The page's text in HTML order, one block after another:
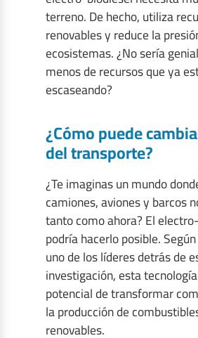
terreno. De hecho, utiliza
renovables y reduce la
ecosistemas. ¿No sería
menos de recursos que ya
escaseando?
¿Cómo puede
del transporte?
¿Te imaginas un mundo
camiones, aviones y barcos
tanto como ahora? El
podría hacerlo posible. Según
uno de los líderes detrás de
investigación, esta
potencial de transformar
la producción de
renovables.